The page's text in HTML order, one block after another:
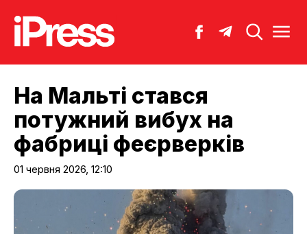
На Мальті стався
потужний вибух на
фабриці феєрверків
01 червня 2026, 12:10